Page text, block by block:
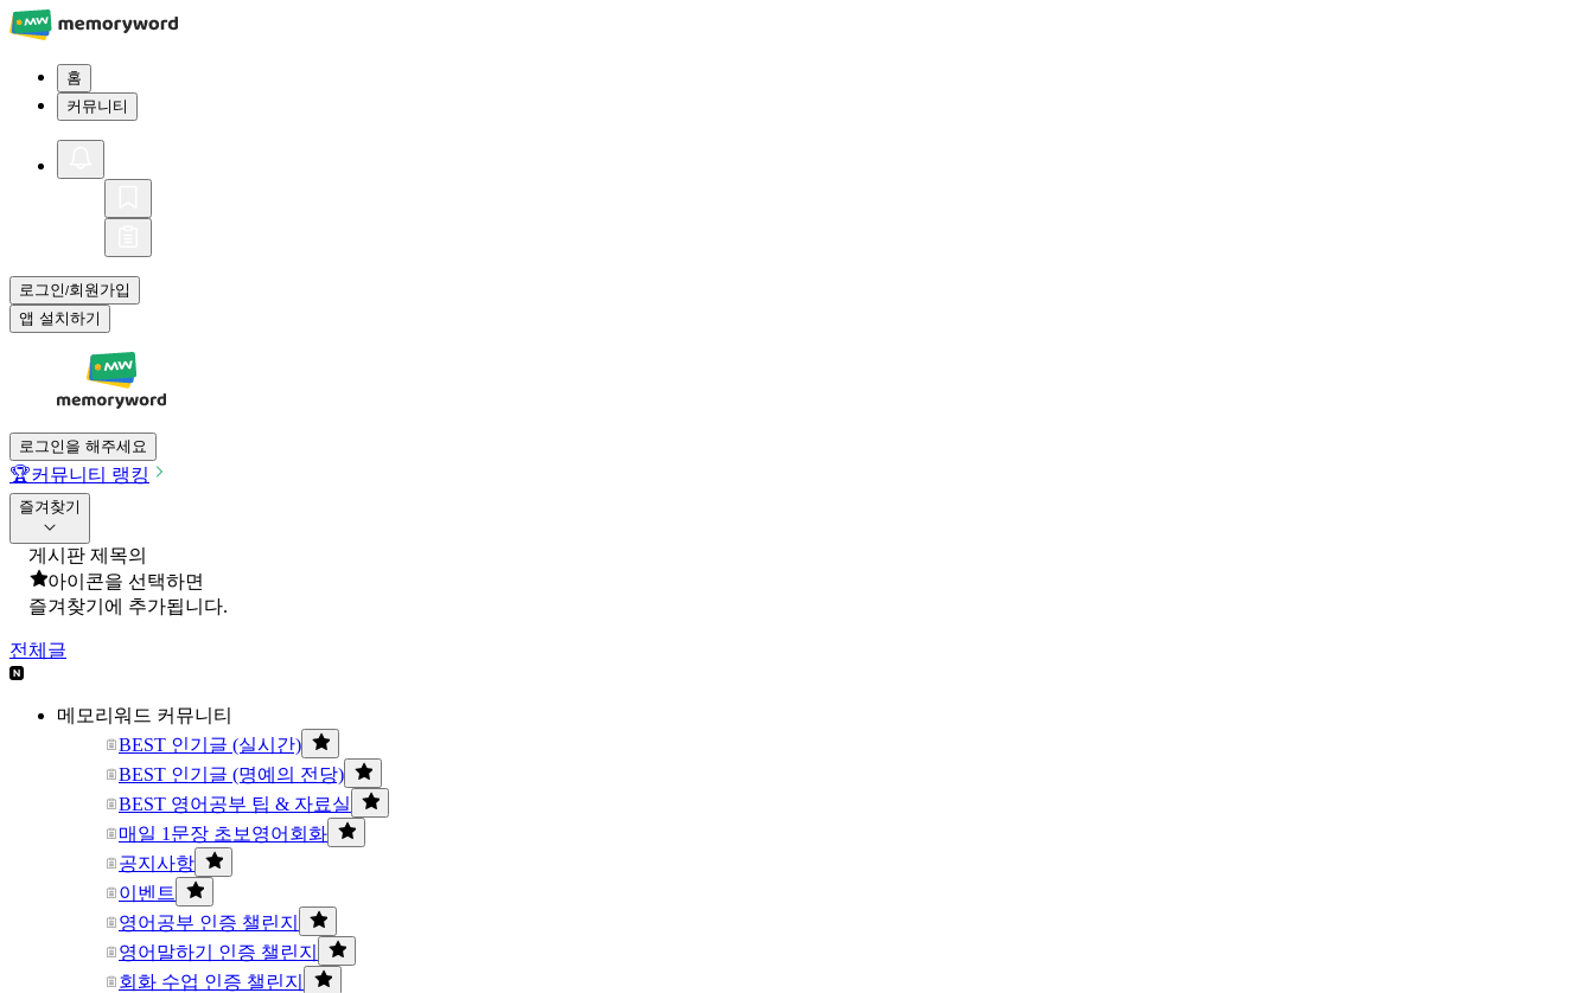
홈
커뮤니티
로그인/회원가입
앱 설치하기
로그인을 해주세요
🏆커뮤니티 랭킹
즐겨찾기
게시판 제목의
아이콘을 선택하면
즐겨찾기에 추가됩니다.
전체글
메모리워드 커뮤니티
BEST 인기글 (실시간)
BEST 인기글 (명예의 전당)
BEST 영어공부 팁 & 자료실
매일 1문장 초보영어회화
공지사항
이벤트
영어공부 인증 챌린지
영어말하기 인증 챌린지
회화 수업 인증 챌린지